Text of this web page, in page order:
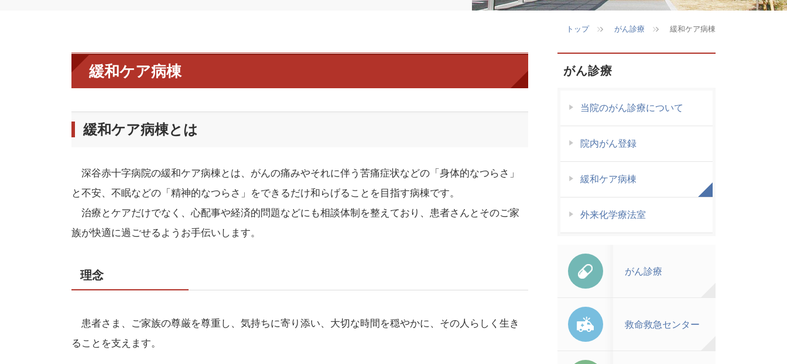
トップ がん診療 緩和ケア病棟
緩和ケア病棟
緩和ケア病棟とは
深谷赤十字病院の緩和ケア病棟とは、がんの痛みやそれに伴う苦痛症状などの「身体的なつらさ」
と不安、不眠などの「精神的なつらさ」をできるだけ和らげることを目指す病棟です。
治療とケアだけでなく、心配事や経済的問題などにも相談体制を整えており、患者さんとそのご家
族が快適に過ごせるようお手伝いします。
理念
患者さま、ご家族の尊厳を尊重し、気持ちに寄り添い、大切な時間を穏やかに、その人らしく生き
ることを支えます。
がん診療
当院のがん診療について
院内がん登録
緩和ケア病棟
外来化学療法室
がん診療
救命救急センター